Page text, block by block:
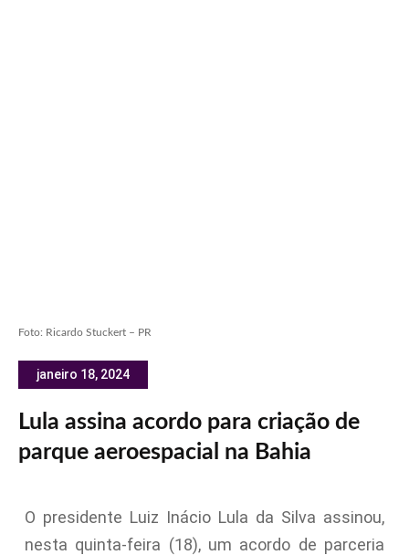
Foto: Ricardo Stuckert – PR
janeiro 18, 2024
Lula assina acordo para criação de
parque aeroespacial na Bahia
O presidente Luiz Inácio Lula da Silva assinou,
nesta quinta-feira (18), um acordo de parceria